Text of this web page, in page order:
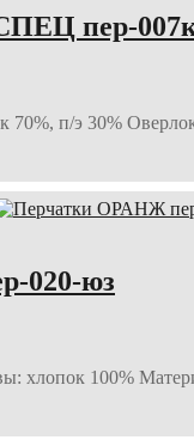
пер-
70%, п/э 30%
020-юз
хлопок 100%